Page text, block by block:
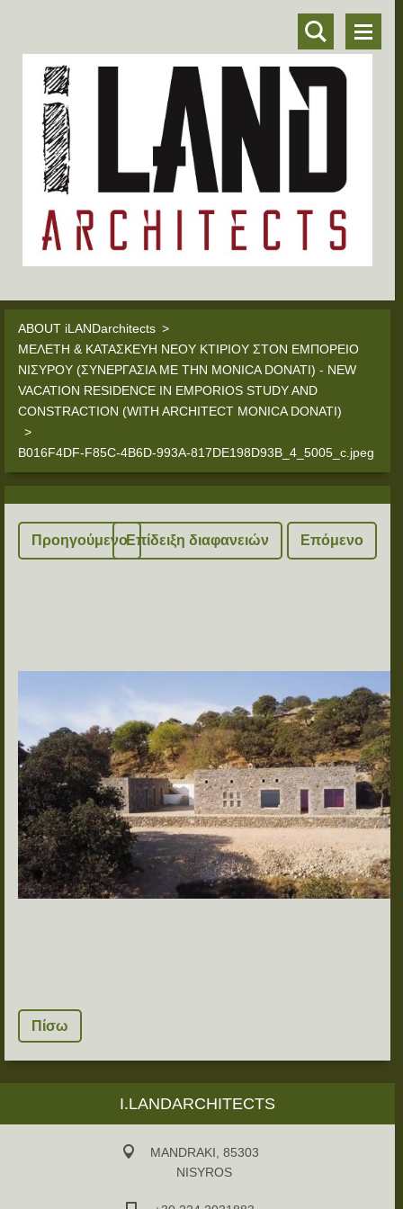
ABOUT iLANDarchitects >
ΜΕΛΕΤΗ & ΚΑΤΑΣΚΕΥΗ ΝΕΟΥ ΚΤΙΡΙΟΥ ΣΤΟΝ ΕΜΠΟΡΕΙΟ
ΝΙΣΥΡΟΥ (ΣΥΝΕΡΓΑΣΙΑ ΜΕ ΤΗΝ MONICA DONATI) - NEW
VACATION RESIDENCE IN EMPORIOS STUDY AND
CONSTRACTION (WITH ARCHITECT MONICA DONATI)
>
B016F4DF-F85C-4B6D-993A-817DE198D93B_4_5005_c.jpeg
ΠροηγούμενοΕπίδειξη διαφανειών Επόμενο
Πίσω
I.LANDARCHITECTS
MANDRAKI, 85303
NISYROS